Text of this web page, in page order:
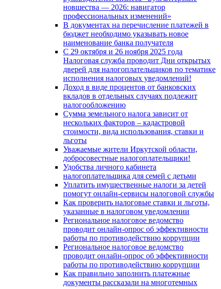
новшества — 2026: навигатор
профессиональных изменений»
В документах на перечисление платежей в
бюджет необходимо указывать новое
наименование банка получателя
С 29 октября и 26 ноября 2025 года
Налоговая служба проводит Дни открытых
дверей для налогоплательщиков по тематике
исполнения налоговых уведомлений!
Доход в виде процентов от банковских
вкладов в отдельных случаях подлежит
налогообложению
Сумма земельного налога зависит от
нескольких факторов – кадастровой
стоимости, вида использования, ставки и
льготы
Уважаемые жители Иркутской области,
добросовестные налогоплательщики!
Удобства личного кабинета
налогоплательщика для семей с детьми
Уплатить имущественные налоги за детей
помогут онлайн-сервисы налоговой службы
Как проверить налоговые ставки и льготы,
указанные в налоговом уведомлении
Региональное налоговое ведомство
проводит онлайн-опрос об эффективности
работы по противодействию коррупции
Региональное налоговое ведомство
проводит онлайн-опрос об эффективности
работы по противодействию коррупции
Как правильно заполнить платежные
документы рассказали на многотемных